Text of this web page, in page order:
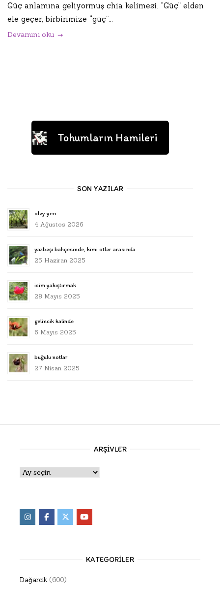
Güç anlamına geliyormuş chia kelimesi. “Güç” elden
ele geçer, birbirimize “güç”...
Devamını oku
Tohumların Hamileri
SON YAZILAR
olay yeri
4 Ağustos 2026
yazbaşı bahçesinde, kimi otlar arasında
25 Haziran 2025
isim yakıştırmak
28 Mayıs 2025
gelincik halinde
6 Mayıs 2025
buğulu notlar
27 Nisan 2025
ARŞIVLER
Arşivler
KATEGORILER
Dağarcık (600)